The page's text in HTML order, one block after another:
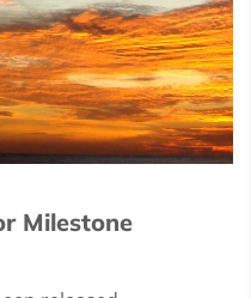
Milestone